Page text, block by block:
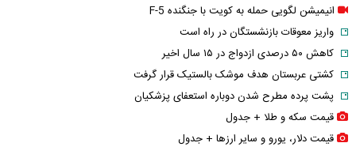
انیمیشن لگویی حمله به کویت با جنگنده F-5
واریز معوقات بازنشستگان در راه است
کاهش ۵۰ درصدی ازدواج در ۱۵ سال اخیر
کشتی عربستان هدف موشک بالستیک قرار گرفت
پشت پرده مطرح شدن دوباره استعفای پزشکیان
قیمت سکه و طلا + جدول
قیمت دلار، یورو و سایر ارز‌ها + جدول